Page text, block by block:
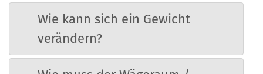
Wie kann sich ein Gewicht
verändern?